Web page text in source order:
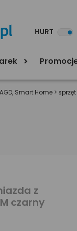
HURT
Smart Home >
z
czarny